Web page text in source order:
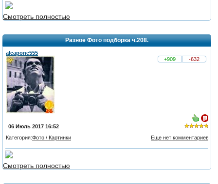
Смотреть полностью
Разное Фото подборка ч.208.
alcapone555
+909
-632
из 5,
06 Июль 2017 16:52
Еще нет комментариев
Категория:Фото / Картинки
Смотреть полностью